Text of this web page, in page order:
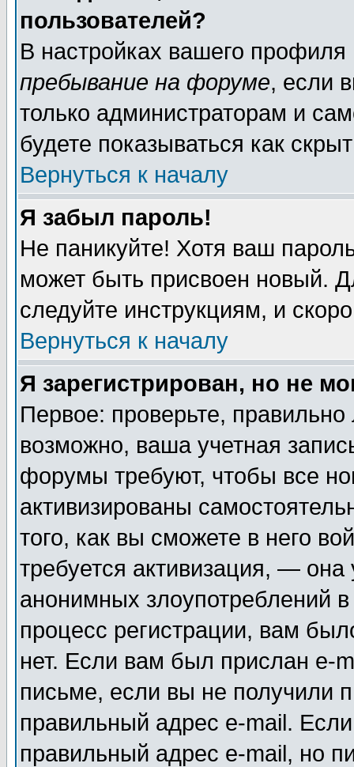
пользователей?
В настройках вашего
пребывание на форуме, если
только администраторам и
будете показываться как
Вернуться к началу
Я забыл пароль!
Не паникуйте! Хотя ваш
может быть присвоен новый.
следуйте инструкциям, и
Вернуться к началу
Я зарегистрирован, но не
Первое: проверьте,
возможно, ваша учетная
форумы требуют, чтобы все
активизированы
того, как вы сможете в него
требуется активизация, —
анонимных злоупотреблений
процесс регистрации, вам
нет. Если вам был прислан e-
письме, если вы не получили
правильный адрес e-mail.
правильный адрес e-mail, но